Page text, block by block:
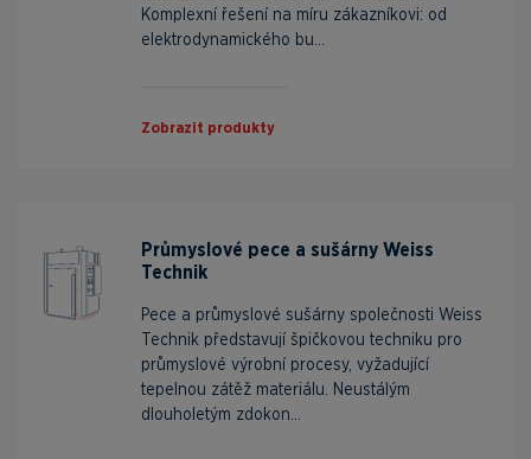
Komplexní řešení na míru zákazníkovi: od
elektrodynamického bu...
Zobrazit produkty
Průmyslové pece a sušárny Weiss
Technik
Pece a průmyslové sušárny společnosti Weiss
Technik představují špičkovou techniku pro
průmyslové výrobní procesy, vyžadující
tepelnou zátěž materiálu. Neustálým
dlouholetým zdokon...